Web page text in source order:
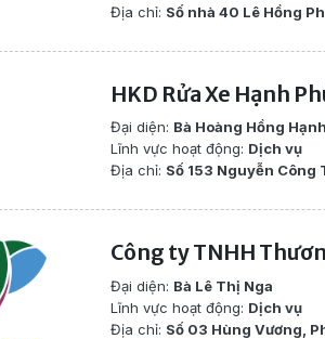
Địa chỉ: Số nhà 40 Lê Hồng
HKD Rửa Xe Hạnh
Đại diện: Bà Hoàng Hồng Hạnh
Lĩnh vực hoạt động: Dịch vụ
Địa chỉ: Số 153 Nguyễn
Công ty TNHH
Đại diện: Bà Lê Thị Nga
Lĩnh vực hoạt động: Dịch vụ
Địa chỉ: Số 03 Hùng Vương,